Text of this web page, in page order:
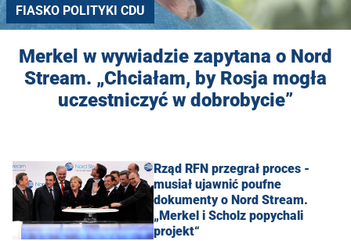
FIASKO POLITYKI CDU
Merkel w wywiadzie zapytana o Nord
Stream. „Chciałam, by Rosja mogła
uczestniczyć w dobrobycie”
Rząd RFN przegrał proces -
musiał ujawnić poufne
dokumenty o Nord Stream.
„Merkel i Scholz popychali
projekt“